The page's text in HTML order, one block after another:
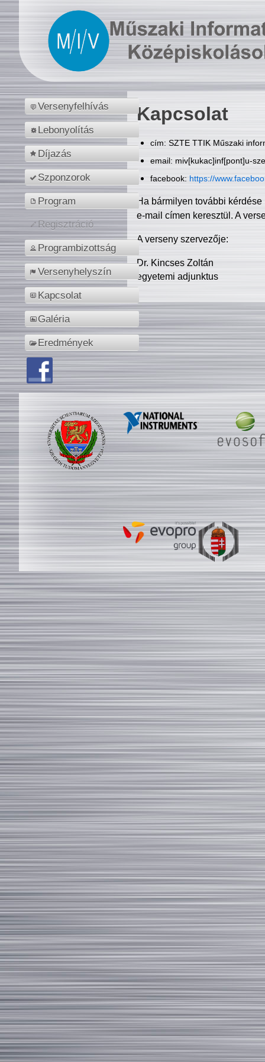
Versenyfelhívás
Lebonyolítás
Díjazás
Szponzorok
Program
Regisztráció
Programbizottság
Versenyhelyszín
Kapcsolat
Galéria
Eredmények
Kapcsolat
cím: SZTE TTIK Műszaki
email: miv[kukac]inf[pont]u-
facebook: https://
Ha bármilyen további
e-mail címen keresztül. A
A verseny szervezője:
Dr. Kincses Zoltán
egyetemi adjunktus